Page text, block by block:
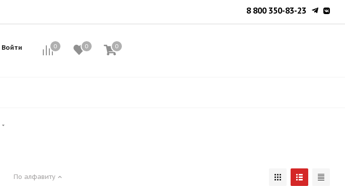
8 800 350-83-23
Войти 0 0 0
0
По алфавиту